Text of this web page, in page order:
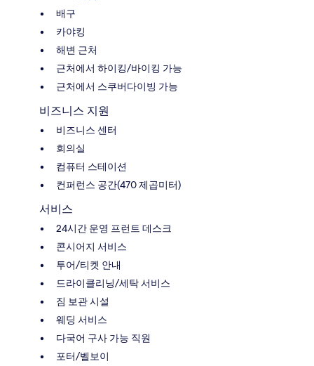
배구
카야킹
해변 근처
근처에서 하이킹/바이킹 가능
근처에서 스쿠버다이빙 가능
비즈니스 지원
비즈니스 센터
회의실
컴퓨터 스테이션
컨퍼런스 공간(470 제곱미터)
서비스
24시간 운영 프런트 데스크
콘시어지 서비스
투어/티켓 안내
드라이클리닝/세탁 서비스
짐 보관 시설
웨딩 서비스
다국어 구사 가능 직원
포터/벨보이